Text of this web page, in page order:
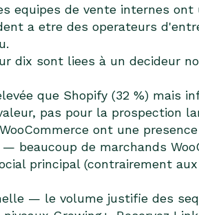
equipes de vente internes ont
a etre des operateurs
dix sont liees à un decideur
que Shopify (32 %) mais
pas pour la prospection
ont une presence
beaucoup de marchands
principal (contrairement
— le volume justifie des